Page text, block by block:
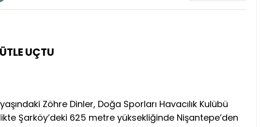
UÇTU
Zöhre Dinler, Doğa Sporları Havacılık Kulübü
Şarköy’deki 625 metre yüksekliğinde Nişantepe’den